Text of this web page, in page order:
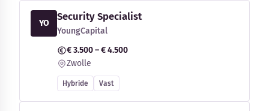
YO
Security Specialist
YoungCapital
€ 3.500 – € 4.500
Zwolle
Hybride Vast